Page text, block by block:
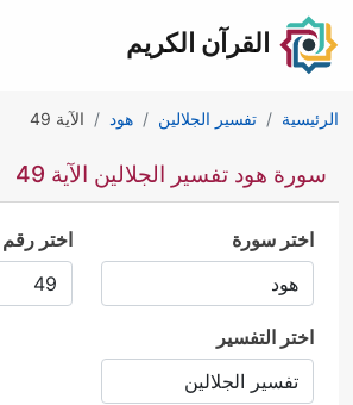
القرآن الكريم
الرئيسية تفسير الجلالين هود الآية 49
سورة هود تفسير الجلالين الآية 49
اختر سورة اختر رقم
اختر التفسير